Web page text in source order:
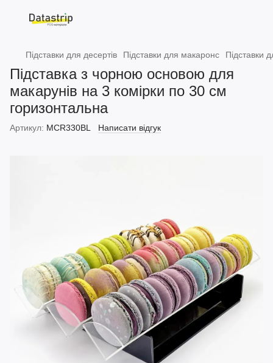
Підставки для десертів Підставки для макаронс Підставки
Підставка з чорною основою для
макарунів на 3 комірки по 30 см
горизонтальна
Артикул: MCR330BL Написати відгук